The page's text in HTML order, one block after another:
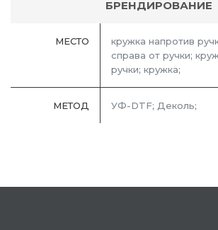
БРЕНДИРОВАНИЕ
МЕСТО
кружка напротив
справа от ручки;
ручки; кружка;
МЕТОД УФ-DTF; Деколь;